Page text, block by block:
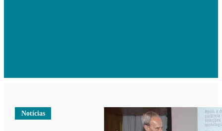
Notícias